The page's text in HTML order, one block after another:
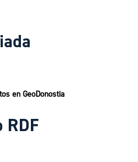
en GeoDonostia
RDF